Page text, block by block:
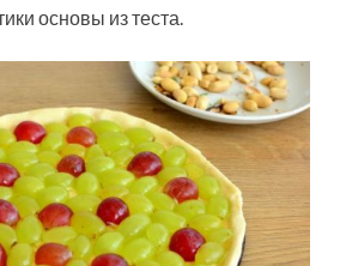
основы из теста.